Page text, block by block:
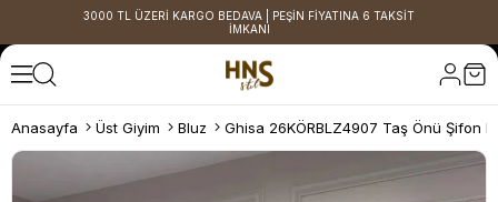
3000 TL ÜZERİ KARGO BEDAVA | PEŞİN FİYATINA 6 TAKSİT
İMKANI
Anasayfa Üst Giyim Bluz